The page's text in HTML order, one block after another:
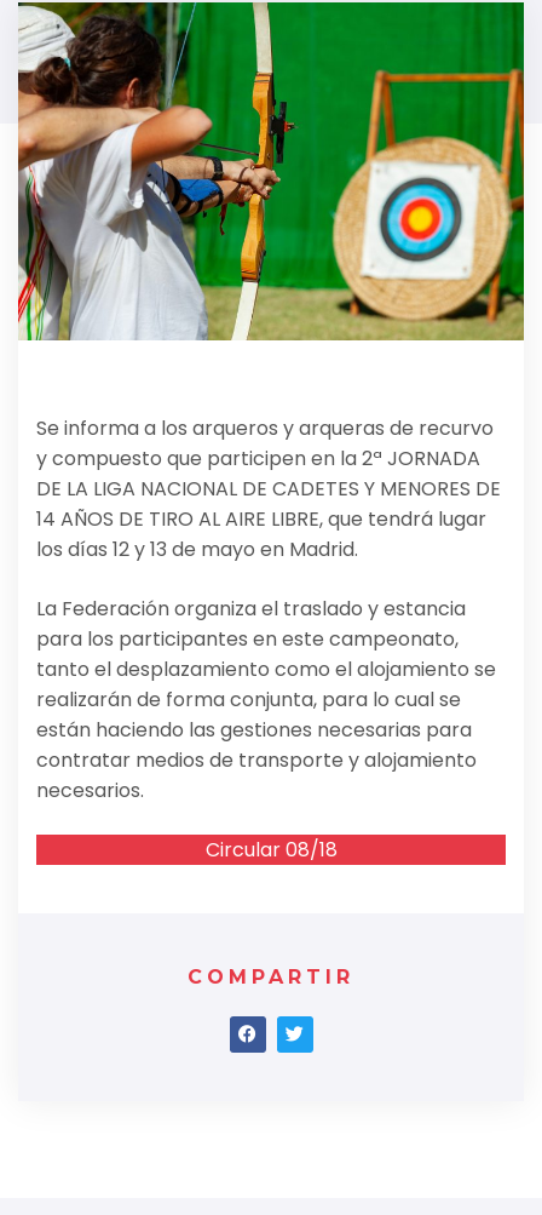
Se informa a los arqueros y arqueras de recurvo
y compuesto que participen en la 2ª JORNADA
DE LA LIGA NACIONAL DE CADETES Y MENORES DE
14 AÑOS DE TIRO AL AIRE LIBRE, que tendrá lugar
los días 12 y 13 de mayo en Madrid.
La Federación organiza el traslado y estancia
para los participantes en este campeonato,
tanto el desplazamiento como el alojamiento se
realizarán de forma conjunta, para lo cual se
están haciendo las gestiones necesarias para
contratar medios de transporte y alojamiento
necesarios.
Circular 08/18
COMPARTIR